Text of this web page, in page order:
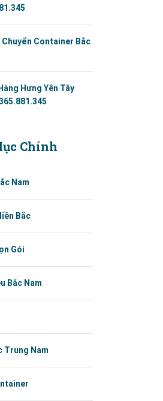
Chuyển Container Bắc
Hưng Yên Tây
Chính
Nam
Bắc
Gói
Bắc Nam
Trung Nam